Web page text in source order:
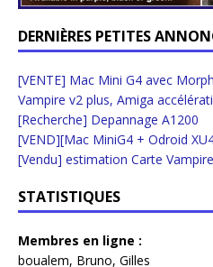
DERNIÈRES PETITES
[VENTE] Mac Mini G4 avec
Vampire v2 plus, Amiga
[Recherche] Depannage A1200
[VEND][Mac MiniG4 + Odroid
[Vendu] estimation Carte
STATISTIQUES
Membres en ligne :
boualem, Bruno, Gilles